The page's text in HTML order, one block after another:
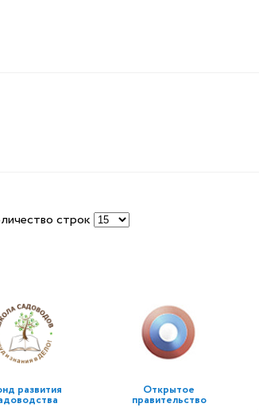
строк
развития Открытое
правительство